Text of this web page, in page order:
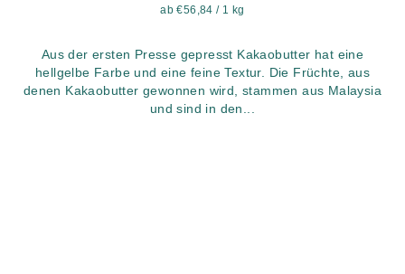
Verkaufspreis:
ab €56,84 / 1 kg
Aus der ersten Presse gepresst Kakaobutter hat eine
hellgelbe Farbe und eine feine Textur. Die Früchte, aus
denen Kakaobutter gewonnen wird, stammen aus Malaysia
und sind in den...